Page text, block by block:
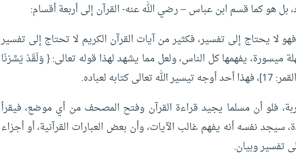
بل هو كما قسم ابن عباس – رضي الله عنه- القرآن إلى أربعة أقسام:
لا يحتاج إلى تفسير، فكثير من آيات القرآن الكريم لا تحتاج إلى تفسير
ميسورة، يفهمها كل الناس، ولعل مما يشهد لهذا قوله تعالى: { وَلَقَدْ يَسَّرْنَا
لعباده.
فلو أن مسلما يجيد قراءة القرآن وفتح المصحف من أي موضع، فيقرأ
سيجد نفسه أنه يفهم غالب الآيات، وأن بعض العبارات القرآنية، أو أجزاء
تفسير وبيان.